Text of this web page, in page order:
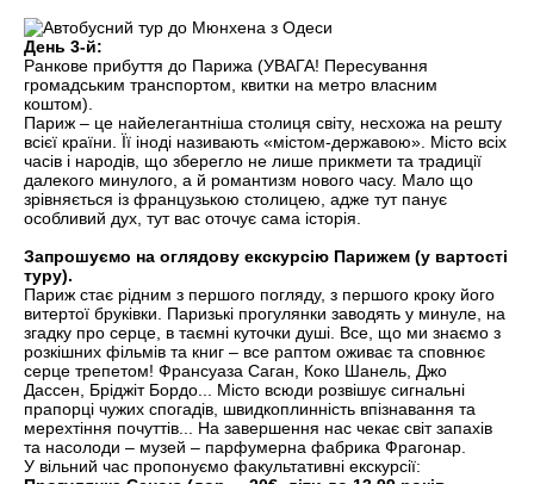
День 3-й:
Ранкове прибуття до Парижа (УВАГА! Пересування
громадським транспортом, квитки на метро власним
коштом).
Париж – це найелегантніша столиця світу, несхожа на решту
всієї країни. Її іноді називають «містом-державою». Місто всіх
часів і народів, що зберегло не лише прикмети та традиції
далекого минулого, а й романтизм нового часу. Мало що
зрівняється із французькою столицею, адже тут панує
особливий дух, тут вас оточує сама історія.
Запрошуємо на оглядову екскурсію Парижем (у вартості
туру).
Париж стає рідним з першого погляду, з першого кроку його
витертої бруківки. Паризькі прогулянки заводять у минуле, на
згадку про серце, в таємні куточки душі. Все, що ми знаємо з
розкішних фільмів та книг – все раптом оживає та сповнює
серце трепетом! Франсуаза Саган, Коко Шанель, Джо
Дассен, Бріджіт Бордо... Місто всюди розвішує сигнальні
прапорці чужих спогадів, швидкоплинність впізнавання та
мерехтіння почуттів... На завершення нас чекає світ запахів
та насолоди – музей – парфумерна фабрика Фрагонар.
У вільний час пропонуємо факультативні екскурсії: